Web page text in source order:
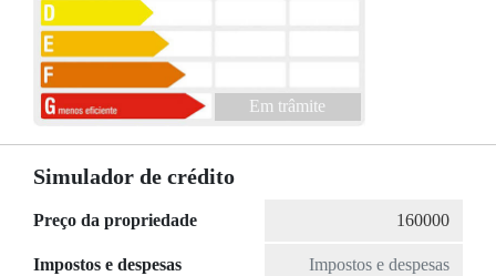
Em trâmite
Simulador de crédito
Preço da propriedade
Impostos e despesas